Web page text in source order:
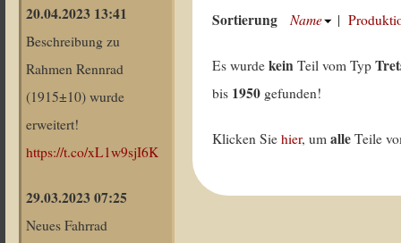
20.04.2023 13:41
Beschreibung zu
Rahmen Rennrad
(1915±10) wurde
erweitert!
https://t.co/xL1w9sjI6K
29.03.2023 07:25
Neues Fahrrad
Sortierung Name |
Es wurdekein Teil vom Typ
bis 1950 gefunden!
Klicken Siehier, umalle Teile